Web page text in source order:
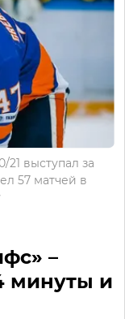
выступал за
57 матчей в
–
минуты и